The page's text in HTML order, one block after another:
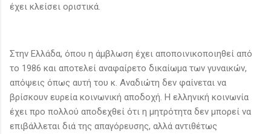
έχει κλείσει οριστικά.
Στην Ελλάδα, όπου η άμβλωση έχει αποποινικοποιηθεί από
το 1986 και αποτελεί αναφαίρετο δικαίωμα των γυναικών,
απόψεις όπως αυτή του κ. Αναδιώτη δεν φαίνεται να
βρίσκουν ευρεία κοινωνική αποδοχή. Η ελληνική κοινωνία
έχει προ πολλού αποδεχθεί ότι η μητρότητα δεν μπορεί να
επιβάλλεται διά της απαγόρευσης, αλλά αντιθέτως